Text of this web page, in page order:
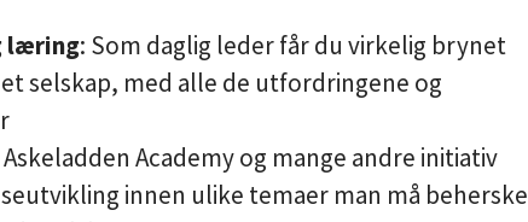
læring: Som daglig leder får du virkelig brynet
selskap, med alle de utfordringene og
Askeladden Academy og mange andre initiativ
innen ulike temaer man må beherske